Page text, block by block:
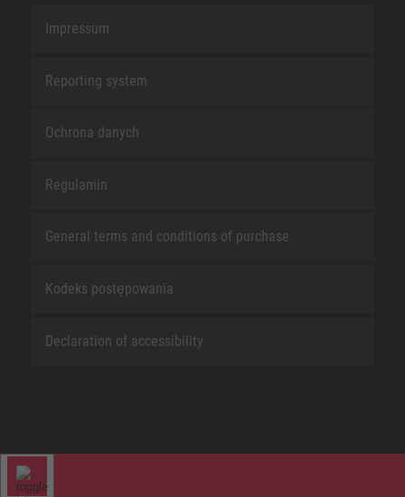
Impressum
Reporting system
Ochrona danych
Regulamin
General terms and conditions of purchase
Kodeks postępowania
Declaration of accessibility